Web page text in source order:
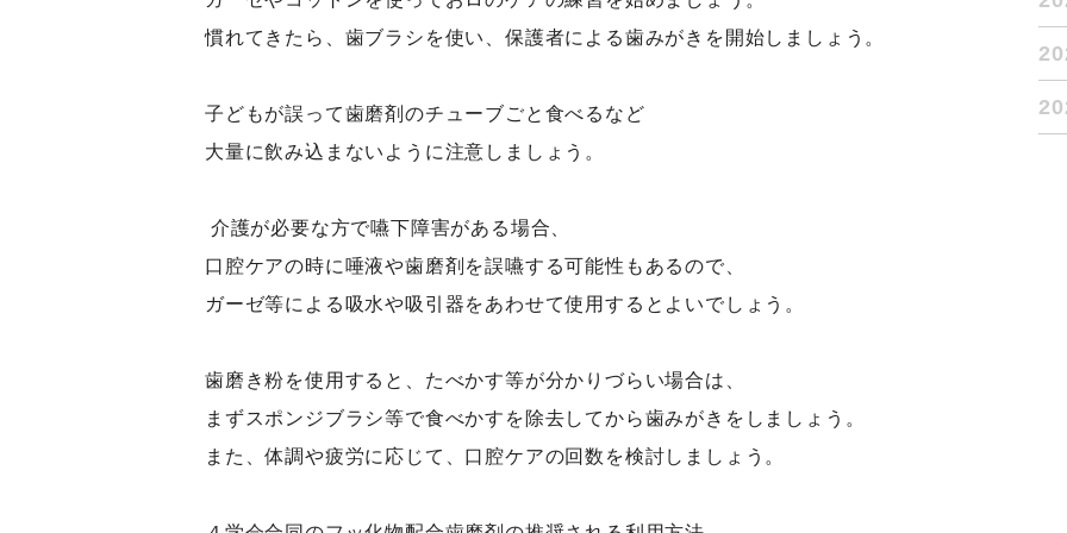
慣れてきたら、歯ブラシを使い、保護者による歯みがきを開始しましょう。
子どもが誤って歯磨剤のチューブごと食べるなど
大量に飲み込まないように注意しましょう。
介護が必要な方で嚥下障害がある場合、
口腔ケアの時に唾液や歯磨剤を誤嚥する可能性もあるので、
ガーゼ等による吸水や吸引器をあわせて使用するとよいでしょう。
歯磨き粉を使用すると、たべかす等が分かりづらい場合は、
まずスポンジブラシ等で食べかすを除去してから歯みがきをしましょう。
また、体調や疲労に応じて、口腔ケアの回数を検討しましょう。